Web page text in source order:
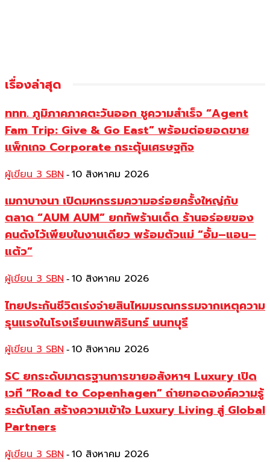
เรื่องล่าสุด
ททท. ภูมิภาคภาคตะวันออก ชูความสำเร็จ “Agent
Fam Trip: Give & Go East” พร้อมต่อยอดขาย
แพ็กเกจ Corporate กระตุ้นเศรษฐกิจ
ผู้เขียน 3 SBN - 10 สิงหาคม 2026
เมกาบางนา เปิดมหกรรมความอร่อยครั้งใหญ่กับ
ตลาด “AUM AUM” ยกทัพร้านเด็ด ร้านอร่อยของ
คนดังไว้เพียบในงานเดียว พร้อมตัวแม่ “อั้ม–แอน–
แต้ว”
ผู้เขียน 3 SBN - 10 สิงหาคม 2026
ไทยประกันชีวิตเร่งจ่ายสินไหมมรณกรรมจากเหตุความ
รุนแรงในโรงเรียนเทพศิรินทร์ นนทบุรี
ผู้เขียน 3 SBN - 10 สิงหาคม 2026
SC ยกระดับมาตรฐานการขายอสังหาฯ Luxury เปิด
เวที “Road to Copenhagen” ถ่ายทอดองค์ความรู้
ระดับโลก สร้างความเข้าใจ Luxury Living สู่ Global
Partners
ผู้เขียน 3 SBN - 10 สิงหาคม 2026